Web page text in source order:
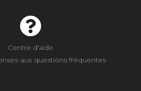
Centre d'aide
aux questions fréquentes